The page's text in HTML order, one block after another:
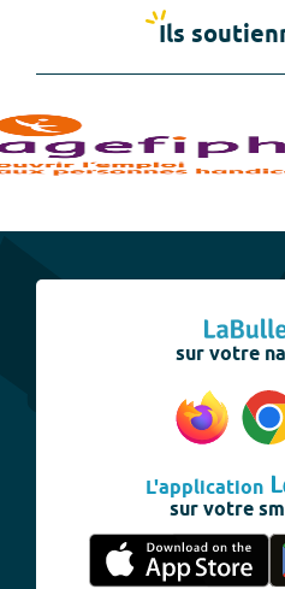
Ils
sur votre
L'application
sur votre